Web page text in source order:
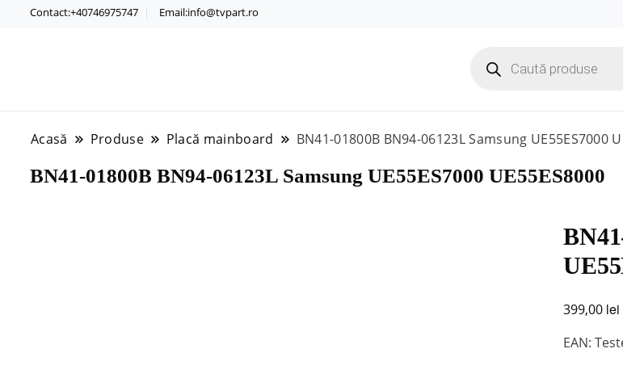
Contact:+40746975747 Email:info@tvpart.ro
search
Acasă Produse Placă mainboard BN41-01800B BN94-06123L Samsung UE55ES7000
BN41-01800B BN94-06123L Samsung UE55ES7000 UE55ES8000
399,00 lei
EAN: